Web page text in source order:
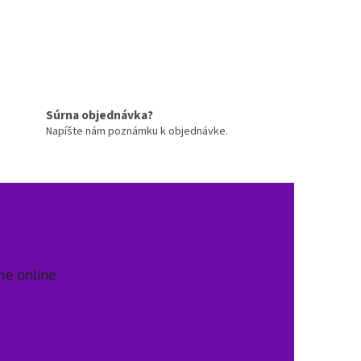
Súrna objednávka?
Napíšte nám poznámku k objednávke.
online